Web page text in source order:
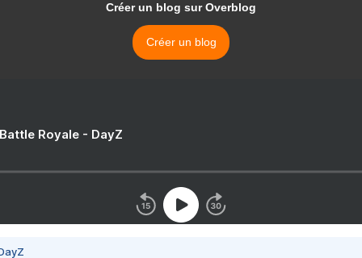
Créer un blog sur Overblog
Créer un blog
Royale - DayZ